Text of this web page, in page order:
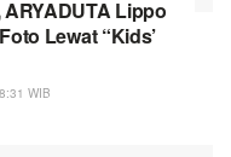
Lippo
Lewat “Kids’
WIB